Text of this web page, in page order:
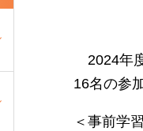
2024年
16名の参
＜事前学